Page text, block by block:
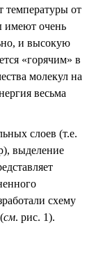
температуры от
имеют очень
и высокую
«горячим» в
молекул на
весьма
слоев (т.е.
выделение
схему
см. рис. 1).